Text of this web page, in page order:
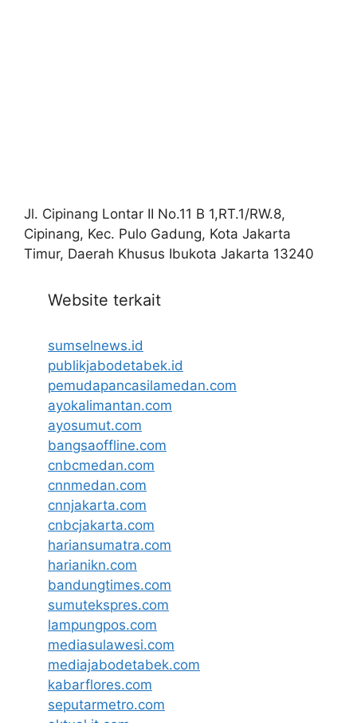
Jl. Cipinang Lontar II No.11 B 1,RT.1/RW.8,
Cipinang, Kec. Pulo Gadung, Kota Jakarta
Timur, Daerah Khusus Ibukota Jakarta 13240
Website terkait
sumselnews.id
publikjabodetabek.id
pemudapancasilamedan.com
ayokalimantan.com
ayosumut.com
bangsaoffline.com
cnbcmedan.com
cnnmedan.com
cnnjakarta.com
cnbcjakarta.com
hariansumatra.com
harianikn.com
bandungtimes.com
sumutekspres.com
lampungpos.com
mediasulawesi.com
mediajabodetabek.com
kabarflores.com
seputarmetro.com